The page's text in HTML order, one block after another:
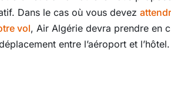
Dans le cas où vous devez
vol, Air Algérie devra prendre en
entre l’aéroport et l’hôtel.